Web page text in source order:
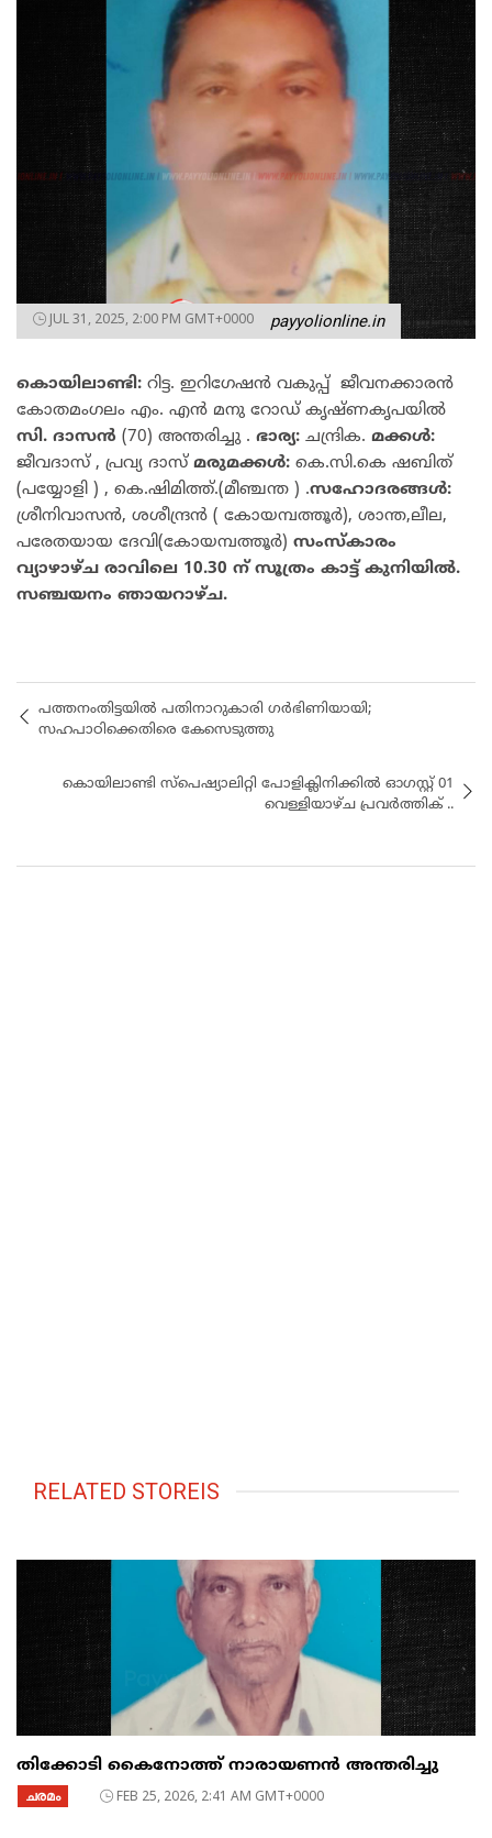
JUL 31, 2025, 2:00 PM GMT+0000 payyolionline.in
കൊയിലാണ്ടി: റിട്ട. ഇറിഗേഷൻ വകുപ്പ് ജീവനക്കാരൻ
കോതമംഗലം എം. എൻ മനു റോഡ് കൃഷ്ണകൃപയിൽ
സി. ദാസൻ (70) അന്തരിച്ചു . ഭാര്യ: ചന്ദ്രിക. മക്കൾ:
ജീവദാസ് , പ്രവ്യ ദാസ് മരുമക്കൾ: കെ.സി.കെ ഷബിത്
(പയ്യോളി ) , കെ.ഷിമിത്ത്.(മീഞ്ചന്ത ) .സഹോദരങ്ങൾ:
ശ്രീനിവാസൻ, ശശീന്ദ്രൻ ( കോയമ്പത്തൂർ), ശാന്ത,ലീല,
പരേതയായ ദേവി(കോയമ്പത്തൂർ) സംസ്കാരം
വ്യാഴാഴ്ച രാവിലെ 10.30 ന് സൂത്രം കാട്ട് കുനിയിൽ.
സഞ്ചയനം ഞായറാഴ്ച.
പത്തനംതിട്ടയിൽ പതിനാറുകാരി ഗർഭിണിയായി;
സഹപാഠിക്കെതിരെ കേസെടുത്തു
കൊയിലാണ്ടി സ്പെഷ്യാലിറ്റി പോളിക്ലിനിക്കിൽ ഓഗസ്റ്റ് 01
വെള്ളിയാഴ്ച പ്രവർത്തിക് ..
RELATED STOREIS
തിക്കോടി കൈനോത്ത് നാരായണൻ അന്തരിച്ചു
ചരമം FEB 25, 2026, 2:41 AM GMT+0000